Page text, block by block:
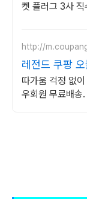
켓 플러그 3사
http://
레전드 쿠팡
따가움 걱정 없
우회원 무료배송